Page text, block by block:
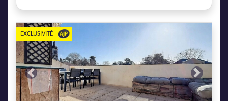
Previous Next
EXCLUSIVITÉ